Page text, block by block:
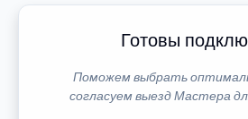
Готовы
Поможем выбрать
согласуем выезд Мастера